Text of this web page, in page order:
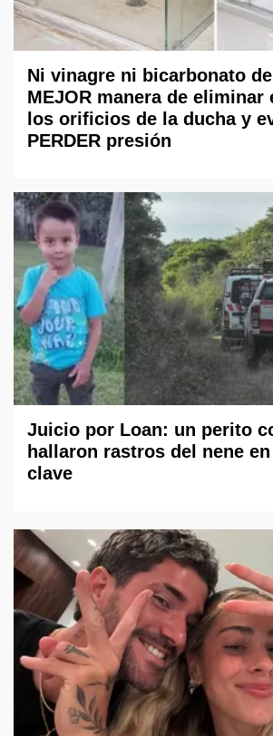
Ni vinagre ni bicarbonato
MEJOR manera de eliminar
los orificios de la ducha y
PERDER presión
Juicio por Loan: un perito
hallaron rastros del nene
clave